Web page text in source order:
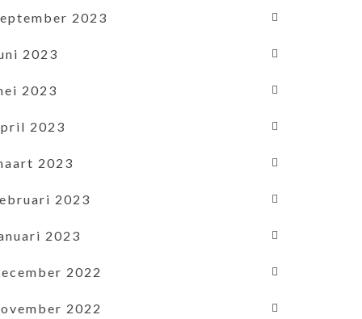
2023
2023
2023
2023
2023
2023
2023
2022
2022